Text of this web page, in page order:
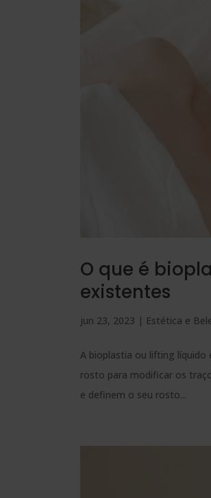
O que é
existentes
jun 23, 2023 | Estética e
A bioplastia ou lifting
rosto para modificar os
e definem o seu rosto...